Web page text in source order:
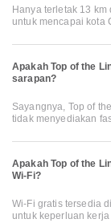
Hanya terletak 13
untuk mencapai kota
Apakah Top of the
sarapan?
Sayangnya, Top of
tidak menyediakan
Apakah Top of the
Wi-Fi?
Wi-Fi gratis tersedia
untuk keperluan